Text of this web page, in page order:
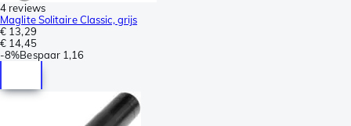
4 reviews
Maglite Solitaire Classic, grijs
€ 13,29
€ 14,45
-8%Bespaar 1,16